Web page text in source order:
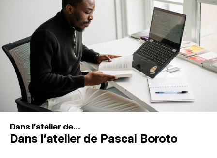
Dans l'atelier de...
Dans l’atelier de Pascal Boroto